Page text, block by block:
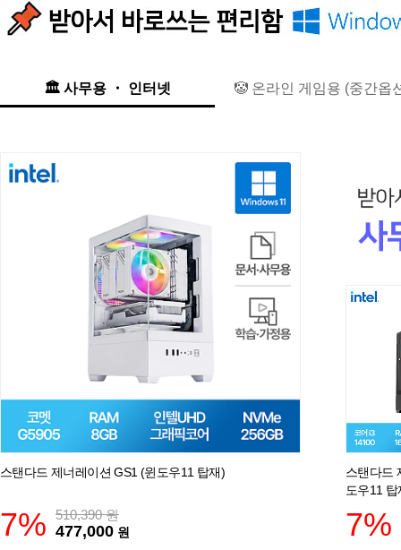
🏛 사무용 ・ 인터넷 🤡 온라인 게임용 (중간옵
스탠다드 제너레이션 GS1 (윈도우11 탑재)
7% 510,390 원
477,000 원
스탠다드
도우11 탑
7%